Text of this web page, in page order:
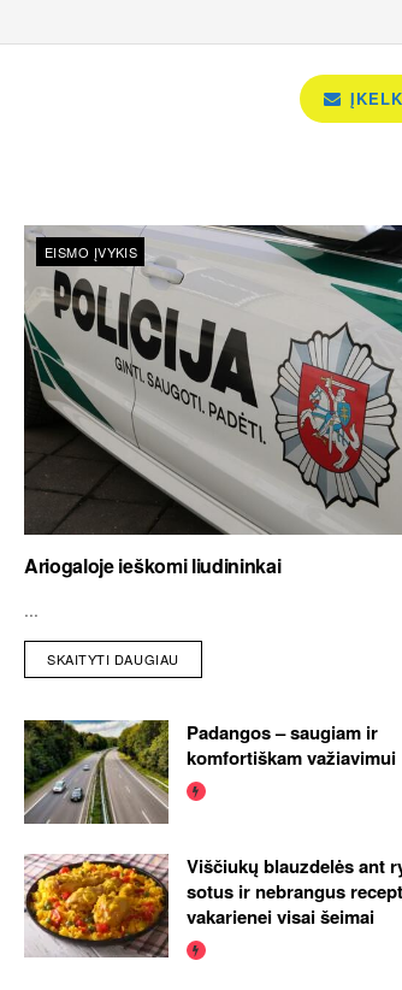
EISMO ĮVYKIS
Ariogaloje ieškomi liudininkai
...
SKAITYTI DAUGIAU
Padangos – saugiam ir
komfortiškam važiavimui
Viščiukų blauzdelės ant
sotus ir nebrangus
vakarienei visai šeimai